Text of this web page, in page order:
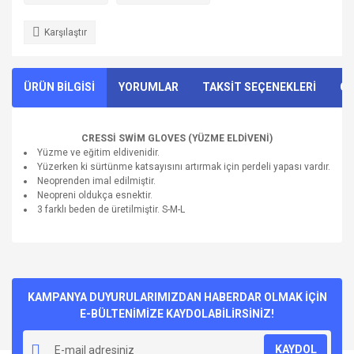
Karşılaştır
ÜRÜN BİLGİSİ YORUMLAR TAKSİT SEÇENEKLERİ
CRESSİ SWİM GLOVES (YÜZME ELDİVENİ)
Yüzme ve eğitim eldivenidir.
Yüzerken ki sürtünme katsayısını artırmak için perdeli yapası vardır.
Neoprenden imal edilmiştir.
Neopreni oldukça esnektir.
3 farklı beden de üretilmiştir. S-M-L
Yorum Yaz
kullanarak tarafımıza iletebilirsiniz.
Görüş ve önerileriniz için teşekkür ederiz.
Ürün resmi kalitesiz, bozuk veya görüntülenemiyor.
KAMPANYA DUYURULARIMIZDAN HABERDAR OLMAK İÇİN
E-BÜLTENİMİZE KAYDOLABİLİRSİNİZ!
KAYDOL